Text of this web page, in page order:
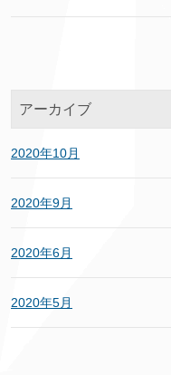
アーカイブ
2020年10月
2020年9月
2020年6月
2020年5月